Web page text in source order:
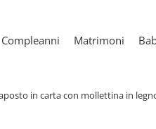
Compleanni Matrimoni
in carta con mollettina in